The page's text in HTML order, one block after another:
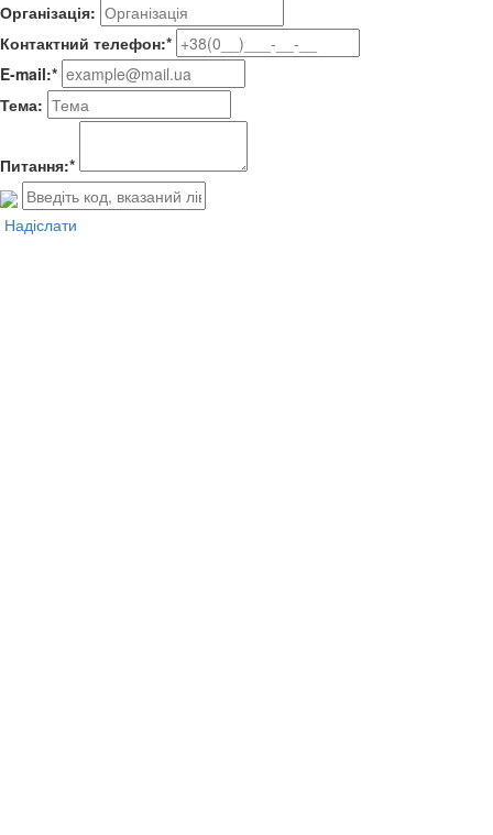
Організація:
Контактний телефон:*
E-mail:*
Тема:
Питання:*
Надіслати